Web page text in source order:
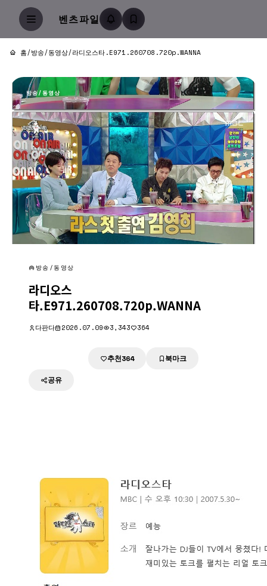
벤츠파일
홈/방송/동영상/라디오스타.E971.260708.720p.WANNA
방송/동영상
방송/동영상
라디오스
타.E971.260708.720p.WANNA
다판다 2026.07.09 3,343 364
추천364 북마크
공유